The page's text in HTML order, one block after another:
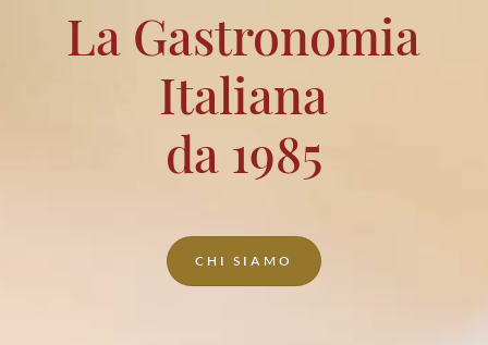
La Gastronomia
Italiana
da 1985
CHI SIAMO